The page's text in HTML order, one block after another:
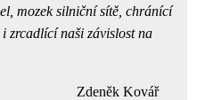
mozek silniční sítě, chránící
zrcadlící naši závislost na
Zdeněk Kovář